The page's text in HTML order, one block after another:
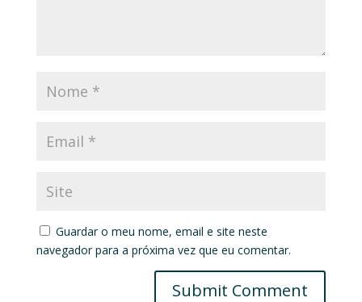
Guardar o meu nome, email e site neste
navegador para a próxima vez que eu comentar.
Submit Comment